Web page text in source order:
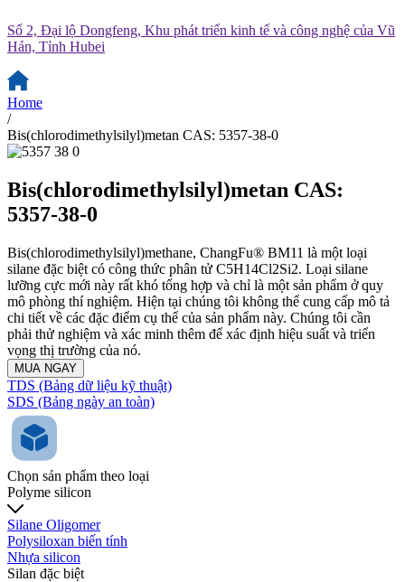
Số 2, Đại lộ Dongfeng, Khu phát triển kinh tế và công nghệ của Vũ
Hán, Tỉnh Hubei
Home
/
Bis(chlorodimethylsilyl)metan CAS: 5357-38-0
Bis(chlorodimethylsilyl)metan CAS:
5357-38-0
Bis(chlorodimethylsilyl)methane, ChangFu® BM11 là một loại
silane đặc biệt có công thức phân tử C5H14Cl2Si2. Loại silane
lưỡng cực mới này rất khó tổng hợp và chỉ là một sản phẩm ở quy
mô phòng thí nghiệm. Hiện tại chúng tôi không thể cung cấp mô tả
chi tiết về các đặc điểm cụ thể của sản phẩm này. Chúng tôi cần
phải thử nghiệm và xác minh thêm để xác định hiệu suất và triển
vọng thị trường của nó.
MUA NGAY
TDS (Bảng dữ liệu kỹ thuật)
SDS (Bảng ngày an toàn)
Chọn sản phẩm theo loại
Polyme silicon
Silane Oligomer
Polysiloxan biến tính
Nhựa silicon
Silan đặc biệt